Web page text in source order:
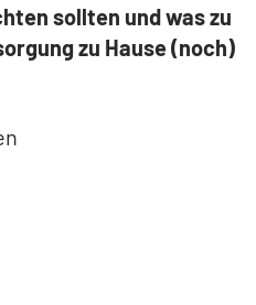
sollten und was zu
zu Hause (noch)